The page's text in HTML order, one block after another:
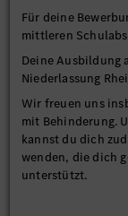
Für deine
mittleren
Deine Ausbildung
Niederlassung
Wir freuen uns
mit Behinderung.
kannst du dich
wenden, die dich
unterstützt.